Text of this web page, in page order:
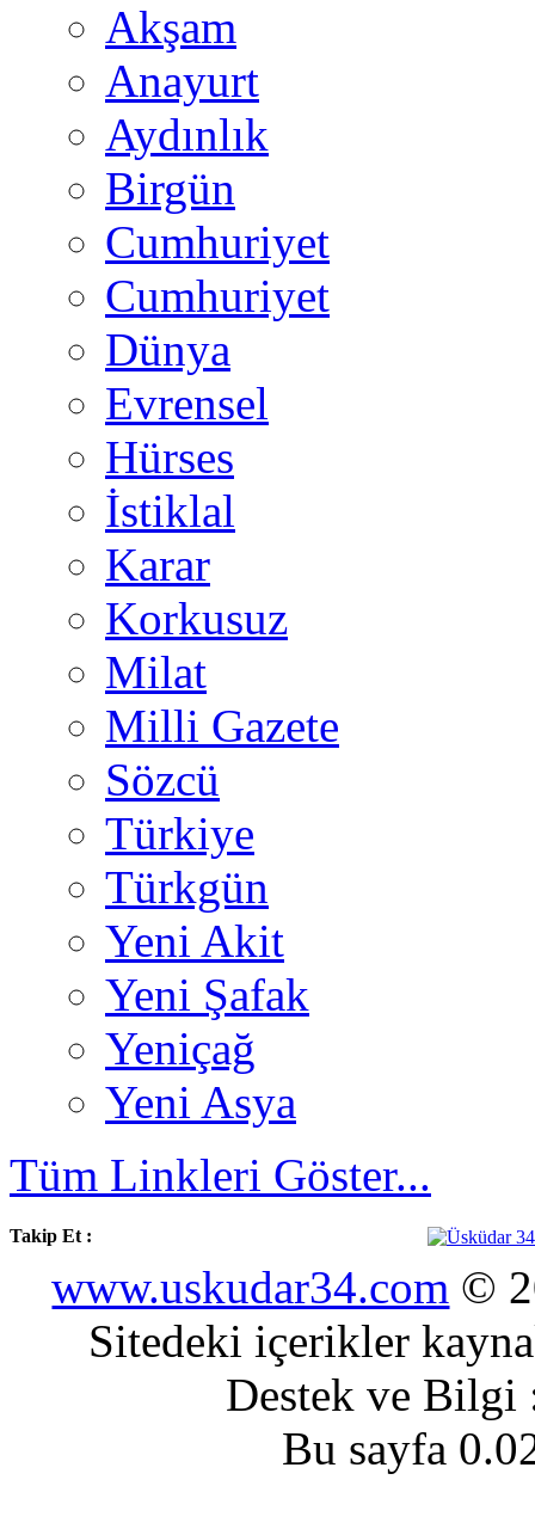
Akşam
Anayurt
Aydınlık
Birgün
Cumhuriyet
Cumhuriyet
Dünya
Evrensel
Hürses
İstiklal
Karar
Korkusuz
Milat
Milli Gazete
Sözcü
Türkiye
Türkgün
Yeni Akit
Yeni Şafak
Yeniçağ
Yeni Asya
Tüm Linkleri Göster...
Takip Et :
www.uskudar34.com ©
Sitedeki içerikler
Destek ve
Bu sayfa